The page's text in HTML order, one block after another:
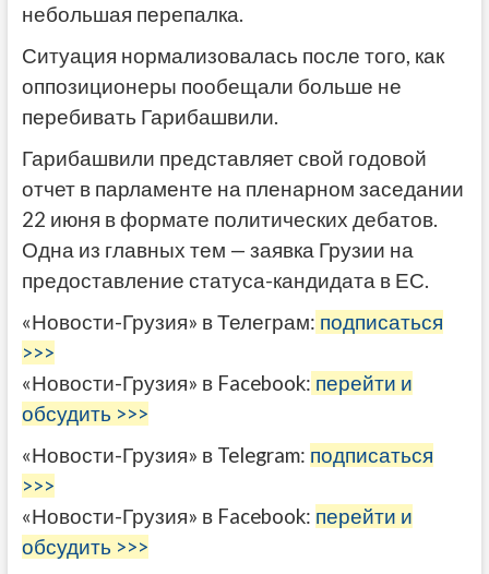
небольшая перепалка.
Ситуация нормализовалась после того, как
оппозиционеры пообещали больше не
перебивать Гарибашвили.
Гарибашвили представляет свой годовой
отчет в парламенте на пленарном заседании
22 июня в формате политических дебатов.
Одна из главных тем — заявка Грузии на
предоставление статуса-кандидата в ЕС.
«Новости-Грузия» в Телеграм: подписаться
>>>
«Новости-Грузия» в Facebook: перейти и
обсудить >>>
«Новости-Грузия» в Telegram: подписаться
>>>
«Новости-Грузия» в Facebook: перейти и
обсудить >>>